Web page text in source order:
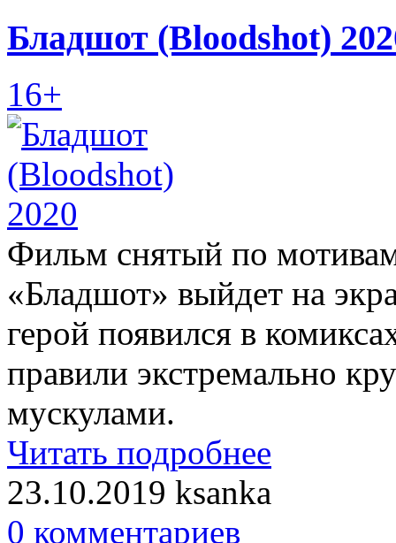
Бладшот (Bloodshot)
16+
Фильм снятый по
«Бладшот» выйдет на
герой появился в
правили экстремально
мускулами.
Читать подробнее
23.10.2019 ksanka
0 комментариев